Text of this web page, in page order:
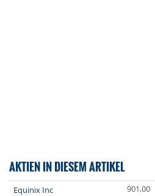
AKTIEN IN DIESEM ARTIKEL
Equinix Inc 901,00